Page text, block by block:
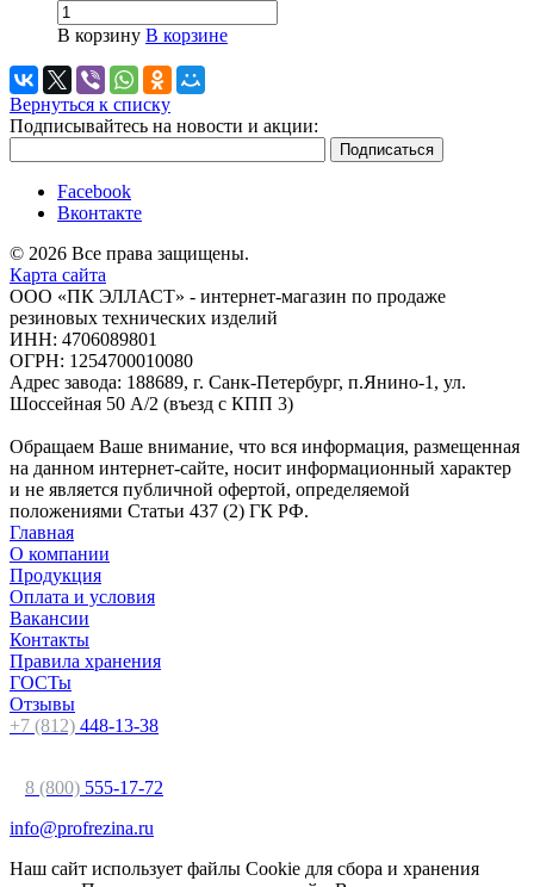
В корзину В корзине
Вернуться к списку
Подписывайтесь на новости и акции:
Facebook
Вконтакте
© 2026 Все права защищены.
Карта сайта
ООО «ПК ЭЛЛАСТ» - интернет-магазин по продаже
резиновых технических изделий
ИНН: 4706089801
ОГРН: 1254700010080
Адрес завода: 188689, г. Санк-Петербург, п.Янино-1, ул.
Шоссейная 50 А/2 (въезд с КПП 3)
Обращаем Ваше внимание, что вся информация, размещенная
на данном интернет-сайте, носит информационный характер
и не является публичной офертой, определяемой
положениями Статьи 437 (2) ГК РФ.
Главная
О компании
Продукция
Оплата и условия
Вакансии
Контакты
Правила хранения
ГОСТы
Отзывы
+7 (812) 448-13-38
8 (800) 555-17-72
info@profrezina.ru
Наш сайт использует файлы Cookie для сбора и хранения